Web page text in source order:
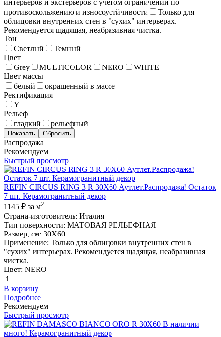
интерьеров и экстерьеров с учетом ограничений по
противоскольжению и износоустйчивости
Только для
облицовки внутренних стен в "сухих" интерьерах.
Рекомендуется щадящая, неабразивная чистка.
Тон
Светлый
Темный
Цвет
Grey
MULTICOLOR NERO
WHITE
Цвет массы
белый
окрашенный в массе
Ректификация
Y
Рельеф
гладкий
рельефный
Распродажа
Рекомендуем
Быстрый просмотр
REFIN CIRCUS RING 3 R 30X60 Аутлет.Распродажа! Остаток
7 шт. Керамогранитный декор
1145 ₽ за м2
Страна-изготовитель: Италия
Тип поверхности: МАТОВАЯ РЕЛЬЕФНАЯ
Размер, см: 30X60
Применение: Только для облицовки внутренних стен в
"сухих" интерьерах. Рекомендуется щадящая, неабразивная
чистка.
Цвет: NERO
В корзину
Подробнее
Рекомендуем
Быстрый просмотр